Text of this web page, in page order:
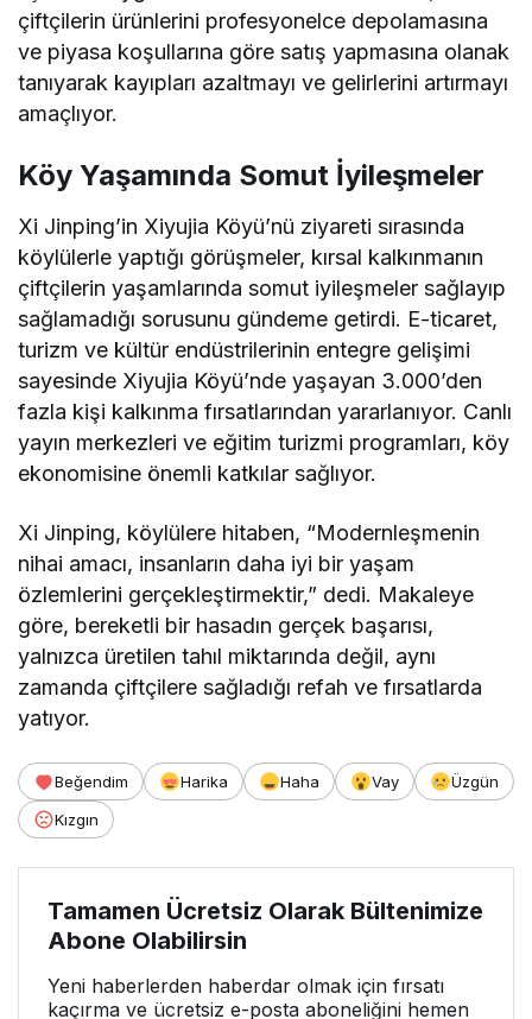
çiftçilerin ürünlerini profesyonelce depolamasına
ve piyasa koşullarına göre satış yapmasına olanak
tanıyarak kayıpları azaltmayı ve gelirlerini artırmayı
amaçlıyor.
Köy Yaşamında Somut İyileşmeler
Xi Jinping’in Xiyujia Köyü’nü ziyareti sırasında
köylülerle yaptığı görüşmeler, kırsal kalkınmanın
çiftçilerin yaşamlarında somut iyileşmeler sağlayıp
sağlamadığı sorusunu gündeme getirdi. E-ticaret,
turizm ve kültür endüstrilerinin entegre gelişimi
sayesinde Xiyujia Köyü’nde yaşayan 3.000’den
fazla kişi kalkınma fırsatlarından yararlanıyor. Canlı
yayın merkezleri ve eğitim turizmi programları, köy
ekonomisine önemli katkılar sağlıyor.
Xi Jinping, köylülere hitaben, “Modernleşmenin
nihai amacı, insanların daha iyi bir yaşam
özlemlerini gerçekleştirmektir,” dedi. Makaleye
göre, bereketli bir hasadın gerçek başarısı,
yalnızca üretilen tahıl miktarında değil, aynı
zamanda çiftçilere sağladığı refah ve fırsatlarda
yatıyor.
Beğendim Harika Haha Vay
Üzgün
Kızgın
Tamamen Ücretsiz Olarak Bültenimize
Abone Olabilirsin
Yeni haberlerden haberdar olmak için fırsatı
kaçırma ve ücretsiz e-posta aboneliğini hemen